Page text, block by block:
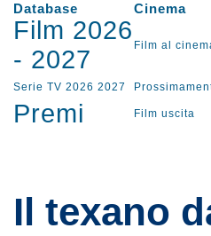
Database Cinema
Film 2026
- 2027 Film al
Serie TV 2026 2027
Premi Film uscita
Il texano